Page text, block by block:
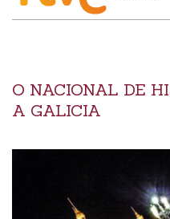
O NACIONAL DE
A GALICIA